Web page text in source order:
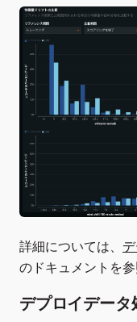
詳細については、
のドキュメントを参
デプロイデータ